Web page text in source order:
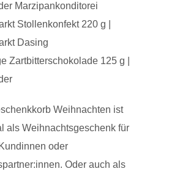
Marzipankonditorei
Stollenkonfekt 220 g |
Dasing
Zartbitterschokolade 125 g |
Weihnachten ist
als Weihnachtsgeschenk für
oder
Oder auch als